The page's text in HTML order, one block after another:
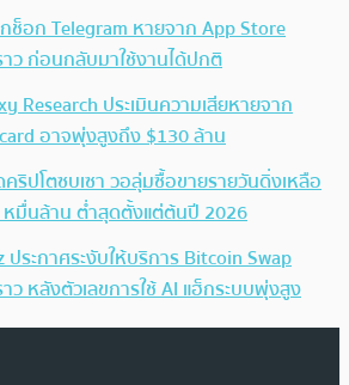
ช็อก Telegram หายจาก App Store
ว ก่อนกลับมาใช้งานได้ปกติ
Research ประเมินความเสียหายจาก
อาจพุ่งสูงถึง $130 ล้าน
ริปโตซบเซา วอลุ่มซื้อขายรายวันดิ่งเหลือ
มื่นล้าน ต่ำสุดตั้งแต่ต้นปี 2026
ประกาศระงับให้บริการ Bitcoin Swap
ว หลังตัวเลขการใช้ AI แฮ็กระบบพุ่งสูง